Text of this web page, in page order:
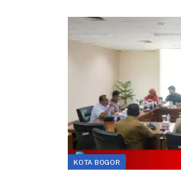
KOTA BOGOR